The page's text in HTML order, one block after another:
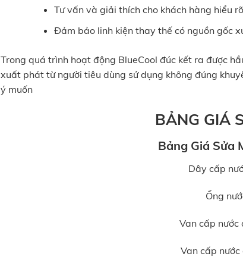
Tư vấn và giải thích cho khách hàng hiểu
Đảm bảo linh kiện thay thế có nguồn gốc
Trong quá trình hoạt động BlueCool đúc kết ra được
xuất phát từ người tiêu dùng sử dụng không đúng
ý muốn
BẢNG GIÁ
Bảng Giá Sửa
Dây cấp
Ống
Van cấp nước
Van cấp